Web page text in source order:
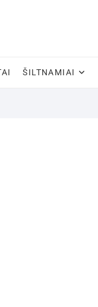
ŠILTNAMIAI